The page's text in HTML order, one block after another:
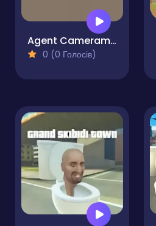
Agent Cameraman Skibidi Toilet
0 (0 Голосів)